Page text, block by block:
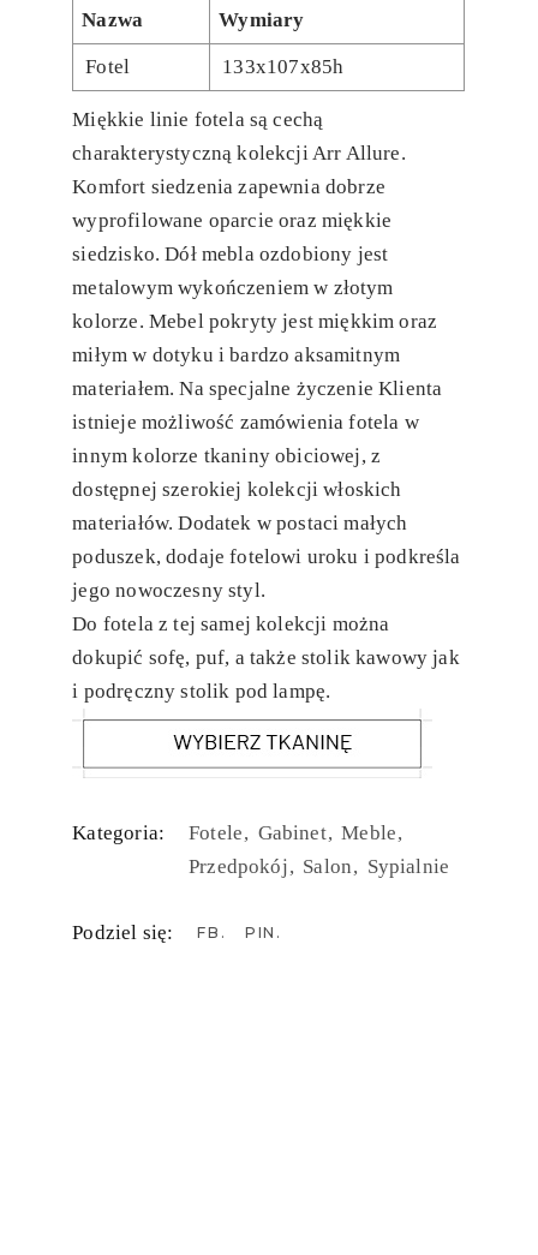
Nazwa Wymiary
Fotel 133x107x85h
Miękkie linie fotela są cechą
charakterystyczną kolekcji Arr Allure.
Komfort siedzenia zapewnia dobrze
wyprofilowane oparcie oraz miękkie
siedzisko. Dół mebla ozdobiony jest
metalowym wykończeniem w złotym
kolorze. Mebel pokryty jest miękkim oraz
miłym w dotyku i bardzo aksamitnym
materiałem. Na specjalne życzenie Klienta
istnieje możliwość zamówienia fotela w
innym kolorze tkaniny obiciowej, z
dostępnej szerokiej kolekcji włoskich
materiałów. Dodatek w postaci małych
poduszek, dodaje fotelowi uroku i podkreśla
jego nowoczesny styl.
Do fotela z tej samej kolekcji można
dokupić sofę, puf, a także stolik kawowy jak
i podręczny stolik pod lampę.
Kategoria: Fotele Gabinet Meble
Przedpokój Salon Sypialnie
Podziel się: FB PIN